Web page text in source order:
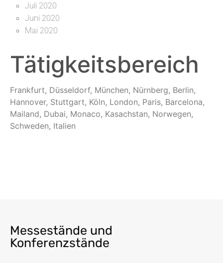
Juli 2020
Juni 2020
Mai 2020
Tätigkeitsbereich
Frankfurt, Düsseldorf, München, Nürnberg, Berlin,
Hannover, Stuttgart, Köln, London, Paris, Barcelona,
Mailand, Dubai, Monaco, Kasachstan, Norwegen,
Schweden, Italien
Messestände und
Konferenzstände